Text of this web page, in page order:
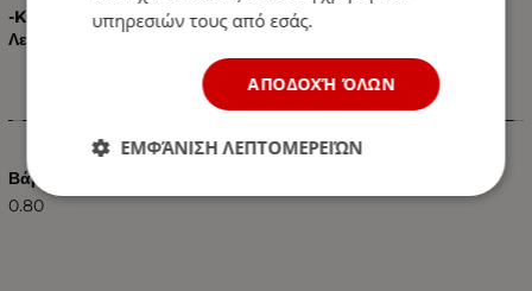
-Kατάλληλο για όλα τα Αυτοκίνητα: Ημιφορτηγά / Φορτηγά /
Λεωφορεία / Τρακτέρ – Γεωργικά Μηχανήματα κτλ.
Χαρακτηριστικά
Βάρος (kg.)
0.80
υπηρεσιών τους από εσάς.
ΑΠΟΔΟΧΉ ΌΛΩΝ
ΕΜΦΆΝΙΣΗ ΛΕΠΤΟΜΕΡΕΙΏΝ